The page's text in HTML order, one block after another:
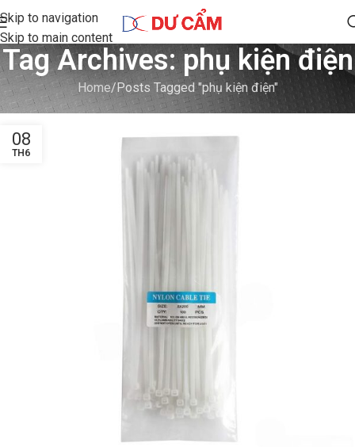
Skip to navigation
Skip to main content
Tag Archives: phụ kiện điện
Home Posts Tagged "phụ kiện điện"
08
TH6